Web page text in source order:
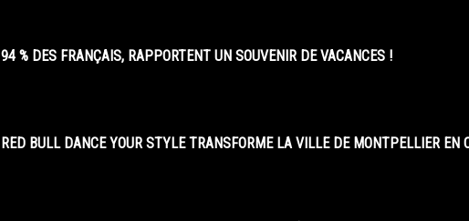
94 % DES FRANÇAIS, RAPPORTENT UN SOUVENIR DE VACANCES !
RED BULL DANCE YOUR STYLE TRANSFORME LA VILLE DE MONTPELLIER EN